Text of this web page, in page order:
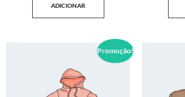
ADICIONAR
Promoção!